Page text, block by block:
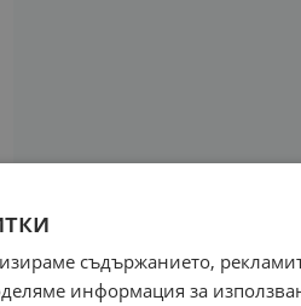
съдържанието,
информация за